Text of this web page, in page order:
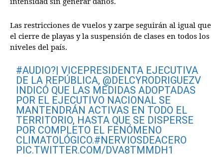
Las restricciones de vuelos y zarpe seguirán al igual que
el cierre de playas y la suspensión de clases en todos los
niveles del país.
#AUDIO?| VICEPRESIDENTA EJECUTIVA
DE LA REPÚBLICA, @DELCYRODRIGUEZV
INDICÓ QUE LAS MEDIDAS ADOPTADAS
POR EL EJECUTIVO NACIONAL SE
MANTENDRÁN ACTIVAS EN TODO EL
TERRITORIO, HASTA QUE SE DISPERSE
POR COMPLETO EL FENÓMENO
CLIMATOLÓGICO.#NERVIOSDEACERO
PIC.TWITTER.COM/DVA8TMMDH1